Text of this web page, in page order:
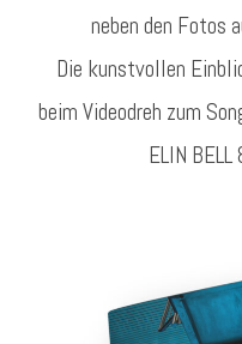
neben den Fotos
Die kunstvollen
beim Videodreh zum
ELIN